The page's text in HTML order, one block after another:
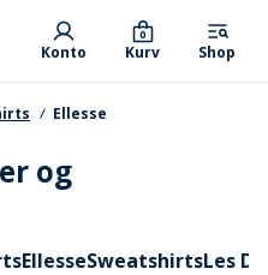
Konto Kurv
0
Shop
Ellesse
og
EllesseSweatshirtsLes